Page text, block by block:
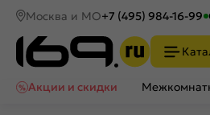
Москва и МО+7 (495) 984-16-99
Акции и скидки